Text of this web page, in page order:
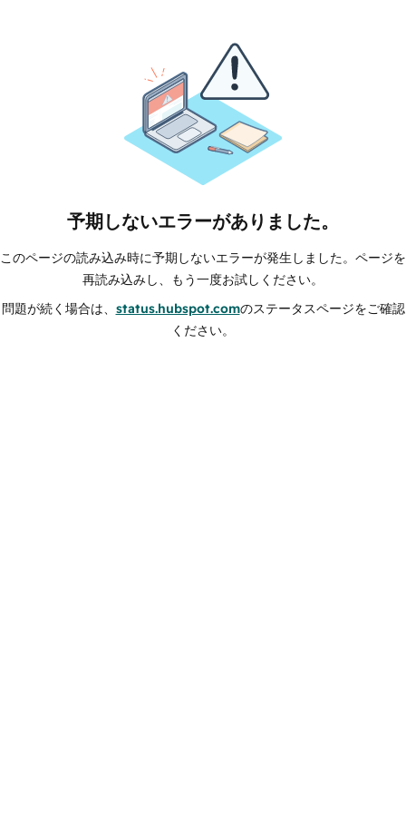
予期しないエラーがありました。
このページの読み込み時に予期しないエラーが発生しました。ページを
再読み込みし、もう一度お試しください。
問題が続く場合は、 status.hubspot.comのステータスページをご確認
ください。